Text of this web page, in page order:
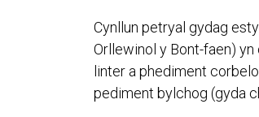
Cynllun petryal gydag
Orllewinol y Bont-faen)
linter a phediment
pediment bylchog (gyda